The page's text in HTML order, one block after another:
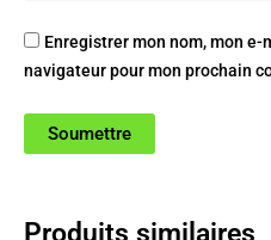
Enregistrer mon nom, mon
navigateur pour mon prochain